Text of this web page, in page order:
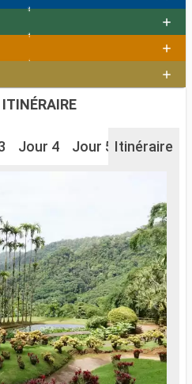
Jour 4 Jour 5 Jour 6
Itinéraire